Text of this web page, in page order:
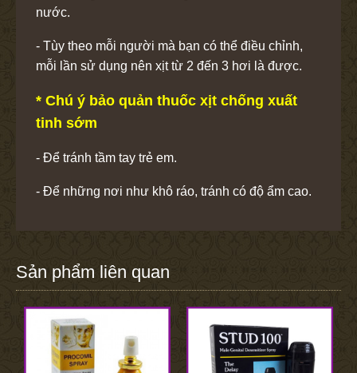
nước.
- Tùy theo mỗi người mà bạn có thể điều chỉnh,
mỗi lần sử dụng nên xịt từ 2 đến 3 hơi là được.
* Chú ý bảo quản thuốc xịt chống xuất
tinh sớm
- Để tránh tầm tay trẻ em.
- Để những nơi như khô ráo, tránh có độ ẩm cao.
Sản phẩm liên quan